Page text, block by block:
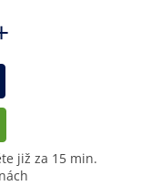
již za 15 min.